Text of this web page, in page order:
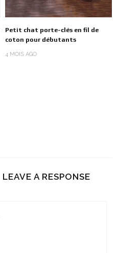
Petit chat porte-clés en fil de
coton pour débutants
4 MOIS AGO
LEAVE A RESPONSE